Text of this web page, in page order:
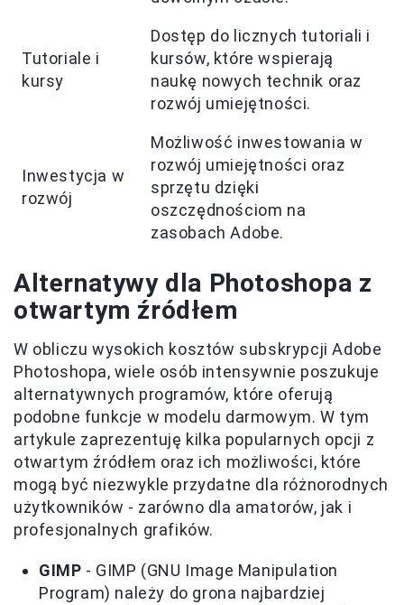
Tutoriale i
kursy
Dostęp do licznych tutoriali i
kursów, które wspierają
naukę nowych technik oraz
rozwój umiejętności.
Inwestycja w
rozwój
Możliwość inwestowania w
rozwój umiejętności oraz
sprzętu dzięki
oszczędnościom na
zasobach Adobe.
Alternatywy dla Photoshopa z
otwartym źródłem
W obliczu wysokich kosztów subskrypcji Adobe
Photoshopa, wiele osób intensywnie poszukuje
alternatywnych programów, które oferują
podobne funkcje w modelu darmowym. W tym
artykule zaprezentuję kilka popularnych opcji z
otwartym źródłem oraz ich możliwości, które
mogą być niezwykle przydatne dla różnorodnych
użytkowników - zarówno dla amatorów, jak i
profesjonalnych grafików.
GIMP - GIMP (GNU Image Manipulation
Program) należy do grona najbardziej